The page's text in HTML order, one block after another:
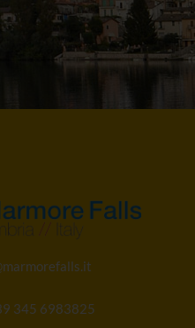
345 6983825